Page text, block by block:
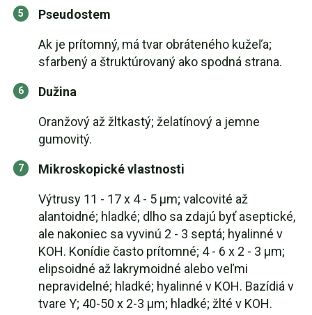
Pseudostem
Ak je prítomný, má tvar obráteného kužeľa;
sfarbený a štruktúrovaný ako spodná strana.
Dužina
Oranžový až žltkastý; želatínový a jemne
gumovitý.
Mikroskopické vlastnosti
Výtrusy 11 - 17 x 4 - 5 µm; valcovité až
alantoidné; hladké; dlho sa zdajú byť aseptické,
ale nakoniec sa vyvinú 2 - 3 septá; hyalinné v
KOH. Konídie často prítomné; 4 - 6 x 2 - 3 µm;
elipsoidné až lakrymoidné alebo veľmi
nepravidelné; hladké; hyalinné v KOH. Bazídiá v
tvare Y; 40-50 x 2-3 µm; hladké; žlté v KOH.